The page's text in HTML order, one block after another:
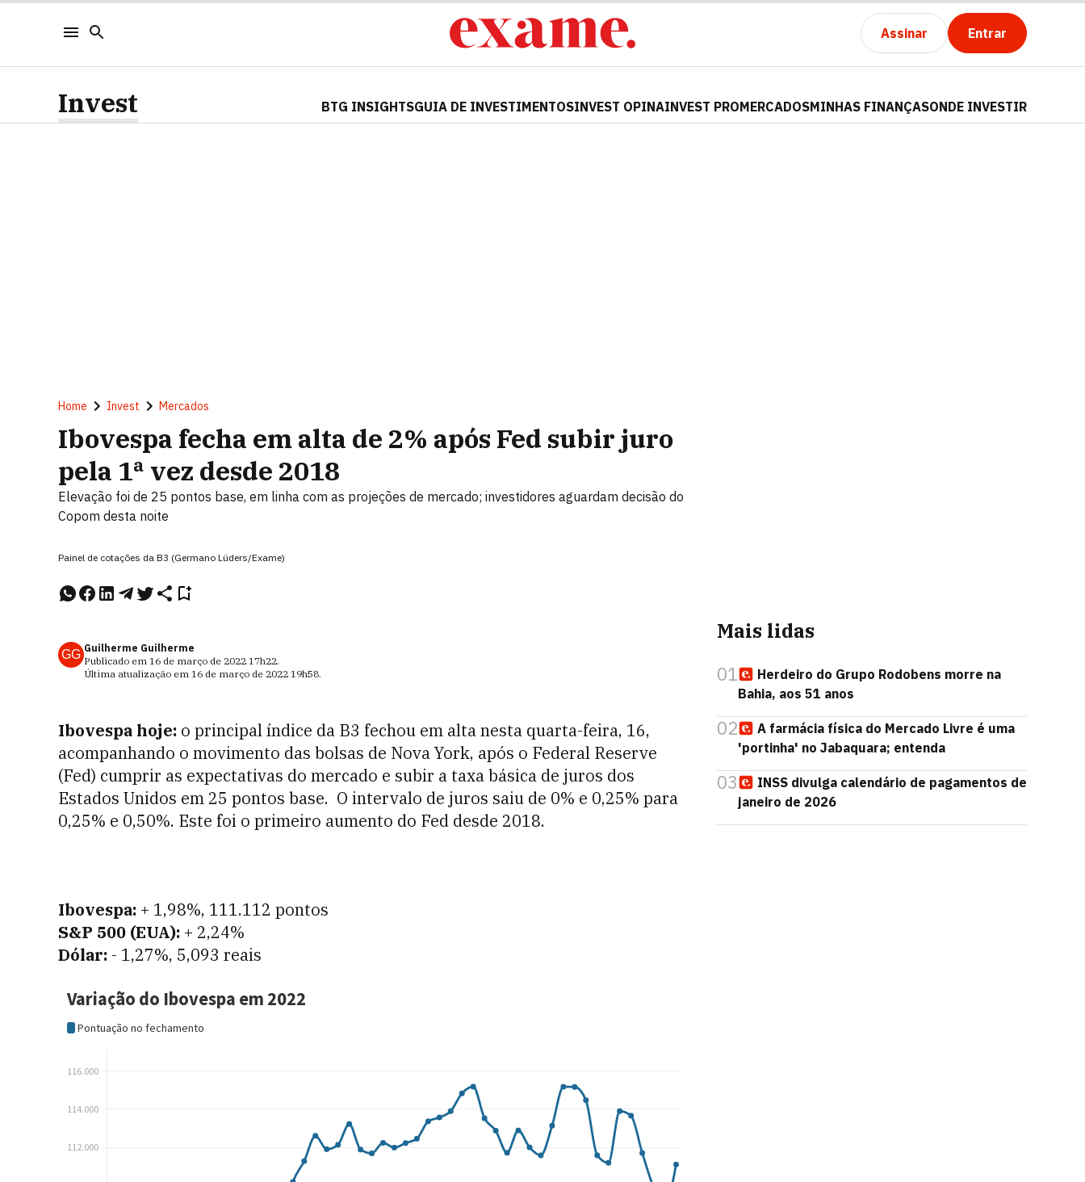
Assinar Entrar
Invest BTG INSIGHTSGUIA DE INVESTIMENTOSINVEST OPINAINVEST PROMERCADOSMINHAS FINANÇASONDE INVESTIR
Home Invest Mercados
Ibovespa fecha em alta de 2% após Fed subir juro
pela 1ª vez desde 2018
Elevação foi de 25 pontos base, em linha com as projeções de mercado; investidores aguardam decisão do
Copom desta noite
Painel de cotações da B3 (Germano Lüders/Exame)
GG Guilherme Guilherme
Publicado em 16 de março de 2022 17h22.
Última atualização em 16 de março de 2022 19h58.
Ibovespa hoje: o principal índice da B3 fechou em alta nesta quarta-feira, 16,
acompanhando o movimento das bolsas de Nova York, após o Federal Reserve
(Fed) cumprir as expectativas do mercado e subir a taxa básica de juros dos
Estados Unidos em 25 pontos base. O intervalo de juros saiu de 0% e 0,25% para
0,25% e 0,50%. Este foi o primeiro aumento do Fed desde 2018.
Ibovespa: + 1,98%, 111.112 pontos
S&P 500 (EUA): + 2,24%
Dólar: - 1,27%, 5,093 reais
Mais lidas
01
Herdeiro do Grupo Rodobens morre na
Bahia, aos 51 anos
02
A farmácia física do Mercado Livre é uma
'portinha' no Jabaquara; entenda
03
INSS divulga calendário de pagamentos de
janeiro de 2026